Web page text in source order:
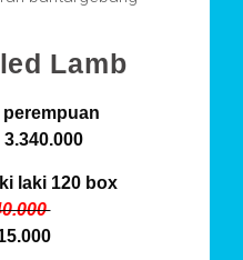
Lamb
laki 120 box